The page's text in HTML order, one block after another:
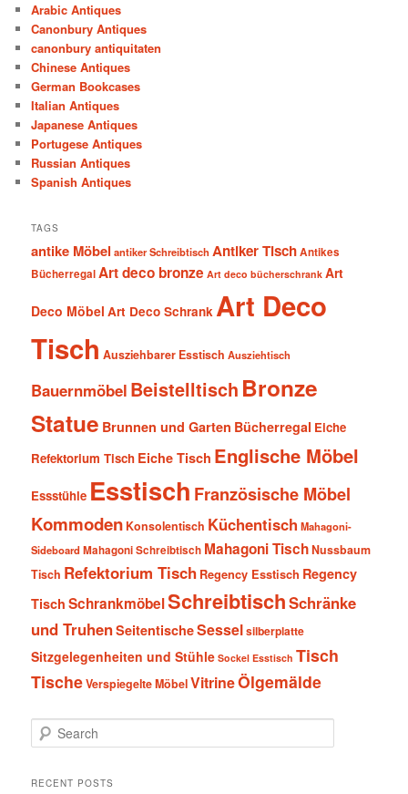
Arabic Antiques
Canonbury Antiques
canonbury antiquitaten
Chinese Antiques
German Bookcases
Italian Antiques
Japanese Antiques
Portugese Antiques
Russian Antiques
Spanish Antiques
TAGS
antike Möbel antiker Schreibtisch Antiker TischAntikes
BücherregalArt deco bronze Art deco bücherschrank Art
Deco Möbel Art Deco Schrank Art Deco
Tisch Ausziehbarer Esstisch Ausziehtisch
Bauernmöbel Beistelltisch Bronze
Statue Brunnen und Garten Bücherregal Eiche
Refektorium Tisch Eiche Tisch Englische Möbel
Essstühle Esstisch Französische Möbel
Kommoden Konsolentisch Küchentisch Mahagoni-
SideboardMahagoni Schreibtisch Mahagoni TischNussbaum
Tisch Refektorium Tisch Regency Esstisch Regency
Tisch SchrankmöbelSchreibtischSchränke
und TruhenSeitentischeSesselsilberplatte
Sitzgelegenheiten und Stühle Sockel Esstisch Tisch
TischeVerspiegelte MöbelVitrineÖlgemälde
e
rRECENT POSTS